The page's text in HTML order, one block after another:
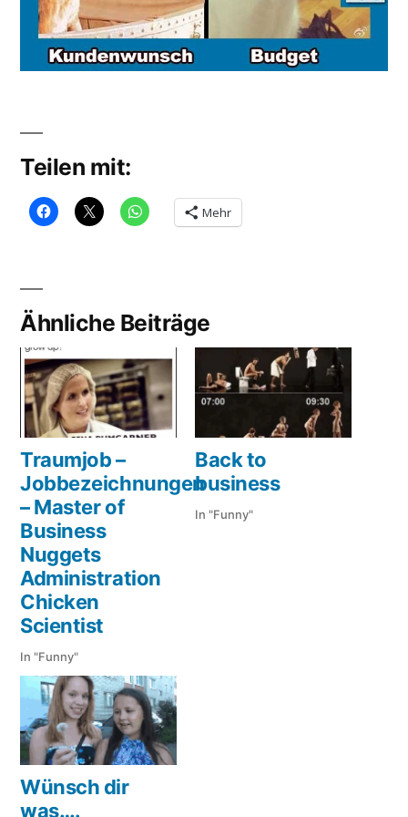
Teilen mit:
Mehr
Ähnliche Beiträge
Traumjob –
Jobbezeichnungen
– Master of
Business
Nuggets
Administration
Chicken
Scientist
In "Funny"
Back to
business
In "Funny"
Wünsch dir
was….